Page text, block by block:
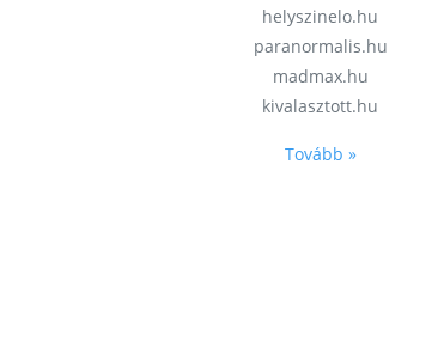
helyszinelo.hu
paranormalis.hu
madmax.hu
kivalasztott.hu
Tovább »